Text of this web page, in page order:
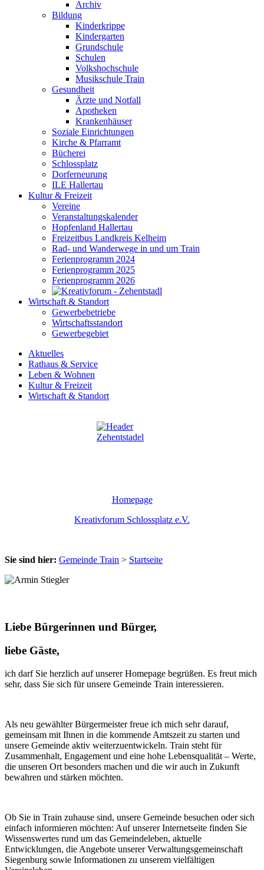
Archiv
Bildung
Kinderkrippe
Kindergarten
Grundschule
Schulen
Volkshochschule
Musikschule Train
Gesundheit
Ärzte und Notfall
Apotheken
Krankenhäuser
Soziale Einrichtungen
Kirche & Pfarramt
Bücherei
Schlossplatz
Dorferneurung
ILE Hallertau
Kultur & Freizeit
Vereine
Veranstaltungskalender
Hopfenland Hallertau
Freizeitbus Landkreis Kelheim
Rad- und Wanderwege in und um Train
Ferienprogramm 2024
Ferienprogramm 2025
Ferienprogramm 2026
Wirtschaft & Standort
Gewerbebetriebe
Wirtschaftsstandort
Gewerbegebiet
Aktuelles
Rathaus & Service
Leben & Wohnen
Kultur & Freizeit
Wirtschaft & Standort
Homepage
Kreativforum Schlossplatz e.V.
Sie sind hier: Gemeinde Train > Startseite
Liebe Bürgerinnen und Bürger,
liebe Gäste,
ich darf Sie herzlich auf unserer Homepage begrüßen. Es freut mich
sehr, dass Sie sich für unsere Gemeinde Train interessieren.
Als neu gewählter Bürgermeister freue ich mich sehr darauf,
gemeinsam mit Ihnen in die kommende Amtszeit zu starten und
unsere Gemeinde aktiv weiterzuentwickeln. Train steht für
Zusammenhalt, Engagement und eine hohe Lebensqualität – Werte,
die unseren Ort besonders machen und die wir auch in Zukunft
bewahren und stärken möchten.
Ob Sie in Train zuhause sind, unsere Gemeinde besuchen oder sich
einfach informieren möchten: Auf unserer Internetseite finden Sie
Wissenswertes rund um das Gemeindeleben, aktuelle
Entwicklungen, die Angebote unserer Verwaltungsgemeinschaft
Siegenburg sowie Informationen zu unserem vielfältigen